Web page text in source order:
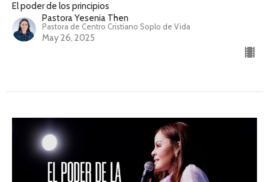
El poder de los principios
Pastora Yesenia Then
Pastora de Centro Cristiano Soplo de Vida
May 26, 2025